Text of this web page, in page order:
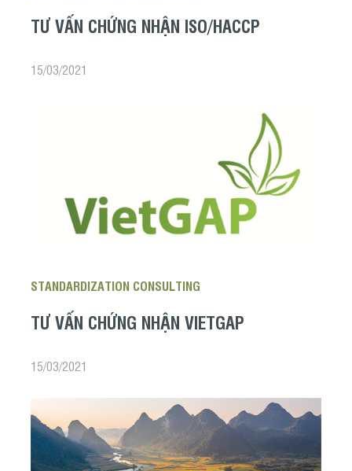
TƯ VẤN CHỨNG NHẬN ISO/HACCP
15/03/2021
STANDARDIZATION CONSULTING
TƯ VẤN CHỨNG NHẬN VIETGAP
15/03/2021